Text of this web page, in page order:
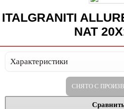
ITALGRANITI
NAT
Характеристики
СНЯТО С